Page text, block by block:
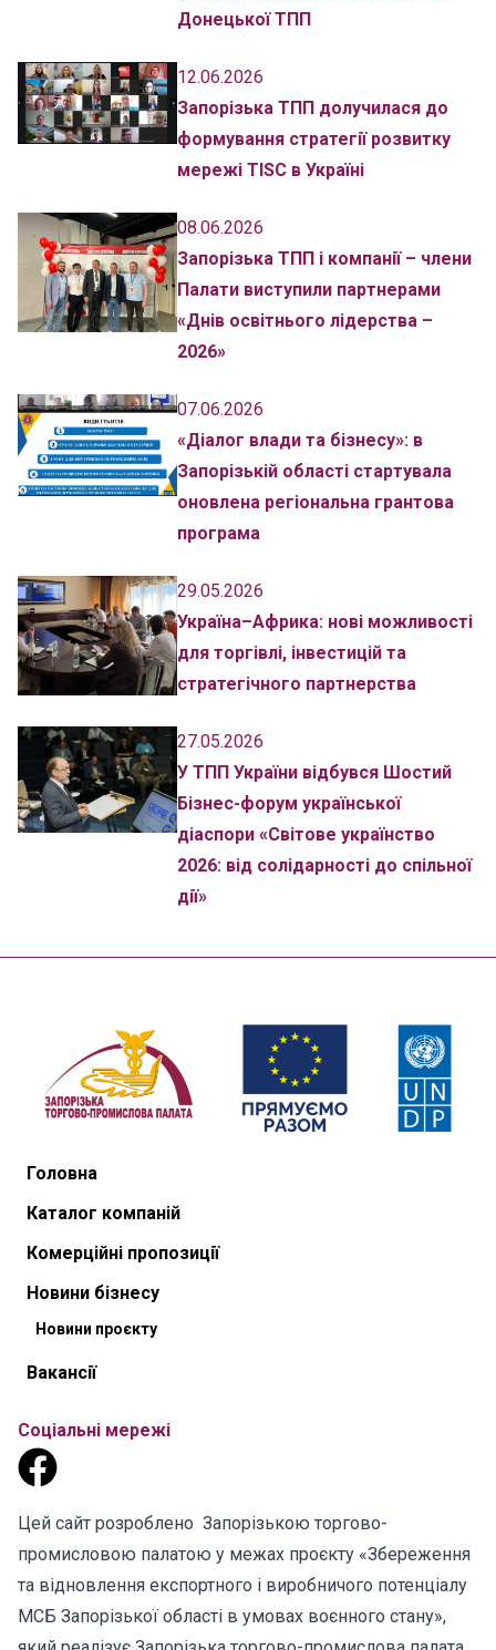
Донецької ТПП
12.06.2026
Запорізька ТПП долучилася до
формування стратегії розвитку
мережі TISC в Україні
08.06.2026
Запорізька ТПП і компанії – члени
Палати виступили партнерами
«Днів освітнього лідерства –
2026»
07.06.2026
«Діалог влади та бізнесу»: в
Запорізькій області стартувала
оновлена регіональна грантова
програма
29.05.2026
Україна–Африка: нові можливості
для торгівлі, інвестицій та
стратегічного партнерства
27.05.2026
У ТПП України відбувся Шостий
Бізнес-форум української
діаспори «Світове українство
2026: від солідарності до спільної
дії»
Головна
Каталог компаній
Комерційні пропозиції
Новини бізнесу
Новини проєкту
Вакансії
Соціальні мережі
Цей сайт розроблено Запорізькою торгово-
промисловою палатою у межах проєкту «Збереження
та відновлення експортного і виробничого потенціалу
МСБ Запорізької області в умовах воєнного стану»,